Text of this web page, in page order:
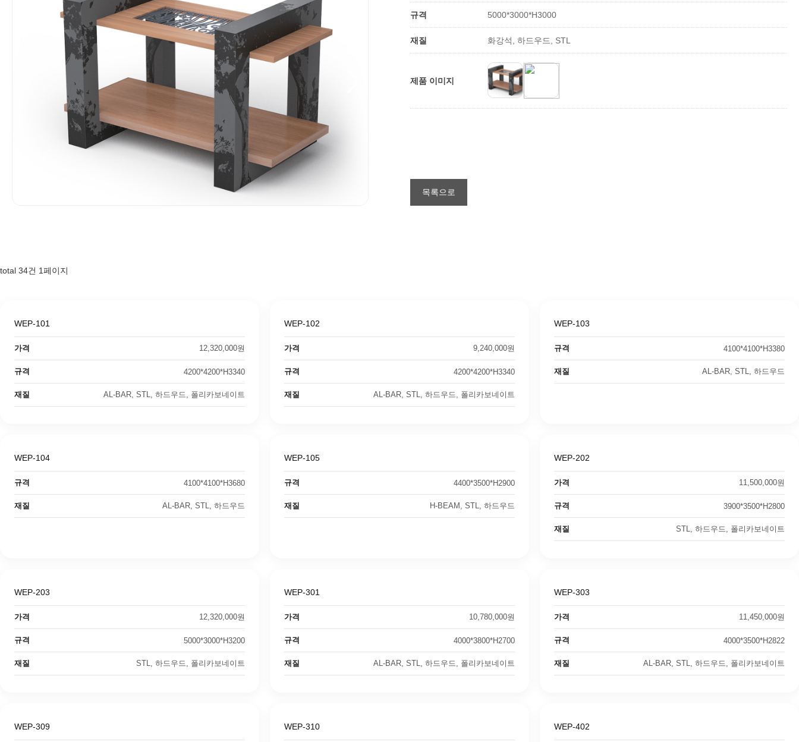
규격 5000*3000*H3000
재질 화강석, 하드우드, STL
제품 이미지
목록으로
total 34건 1페이지
WEP-101
가격 12,320,000원
규격 4200*4200*H3340
재질 AL-BAR, STL, 하드우드, 폴리카보네이트
WEP-102
가격 9,240,000원
규격 4200*4200*H3340
재질 AL-BAR, STL, 하드우드, 폴리카보네이트
WEP-103
규격 4100*4100*H3380
재질 AL-BAR, STL, 하드우드
WEP-104
규격 4100*4100*H3680
재질 AL-BAR, STL, 하드우드
WEP-105
규격 4400*3500*H2900
재질 H-BEAM, STL, 하드우드
WEP-202
가격 11,500,000원
규격 3900*3500*H2800
재질 STL, 하드우드, 폴리카보네이트
WEP-203
가격 12,320,000원
규격 5000*3000*H3200
재질 STL, 하드우드, 폴리카보네이트
WEP-301
가격 10,780,000원
규격 4000*3800*H2700
재질 AL-BAR, STL, 하드우드, 폴리카보네이트
WEP-303
가격 11,450,000원
규격 4000*3500*H2822
재질 AL-BAR, STL, 하드우드, 폴리카보네이트
WEP-309 WEP-310 WEP-402